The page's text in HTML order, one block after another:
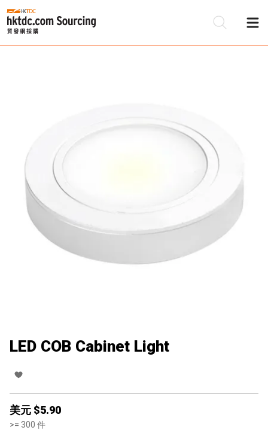
LED COB Cabinet Light
美元 $5.90
>= 300 件